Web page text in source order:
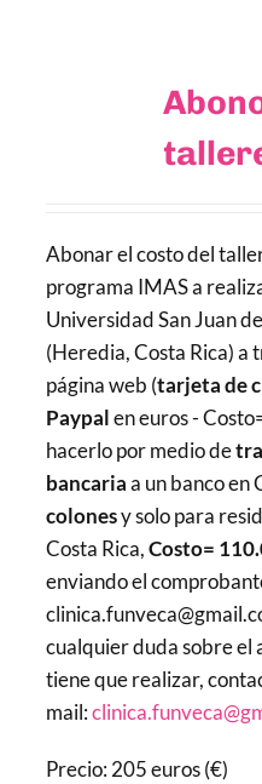
Abonar el costo del
programa IMAS a
Universidad San Juan
(Heredia, Costa Rica) a
página web (tarjeta de
Paypalen euros -
hacerlo por medio de
bancariaa un banco en
colonesy solo para
Costa Rica,Costo=
enviando el
cualquier duda sobre el
tiene que realizar,
mail:
Precio: 205 euros (€)